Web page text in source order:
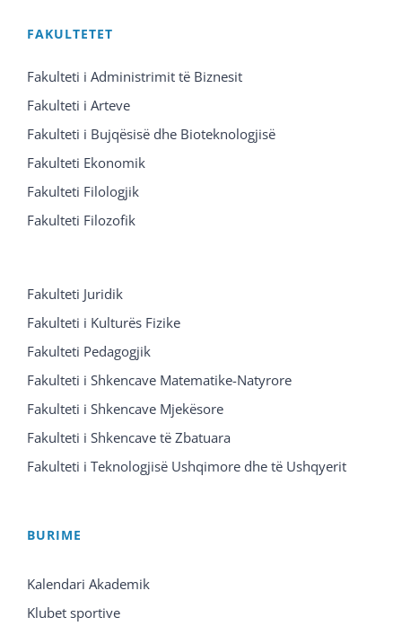
FAKULTETET
Fakulteti i Administrimit të Biznesit
Fakulteti i Arteve
Fakulteti i Bujqësisë dhe Bioteknologjisë
Fakulteti Ekonomik
Fakulteti Filologjik
Fakulteti Filozofik
Fakulteti Juridik
Fakulteti i Kulturës Fizike
Fakulteti Pedagogjik
Fakulteti i Shkencave Matematike-Natyrore
Fakulteti i Shkencave Mjekësore
Fakulteti i Shkencave të Zbatuara
Fakulteti i Teknologjisë Ushqimore dhe të Ushqyerit
BURIME
Kalendari Akademik
Klubet sportive